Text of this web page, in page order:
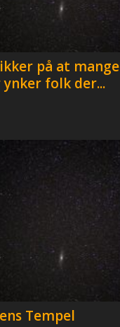
på at mange
folk der...
Tempel